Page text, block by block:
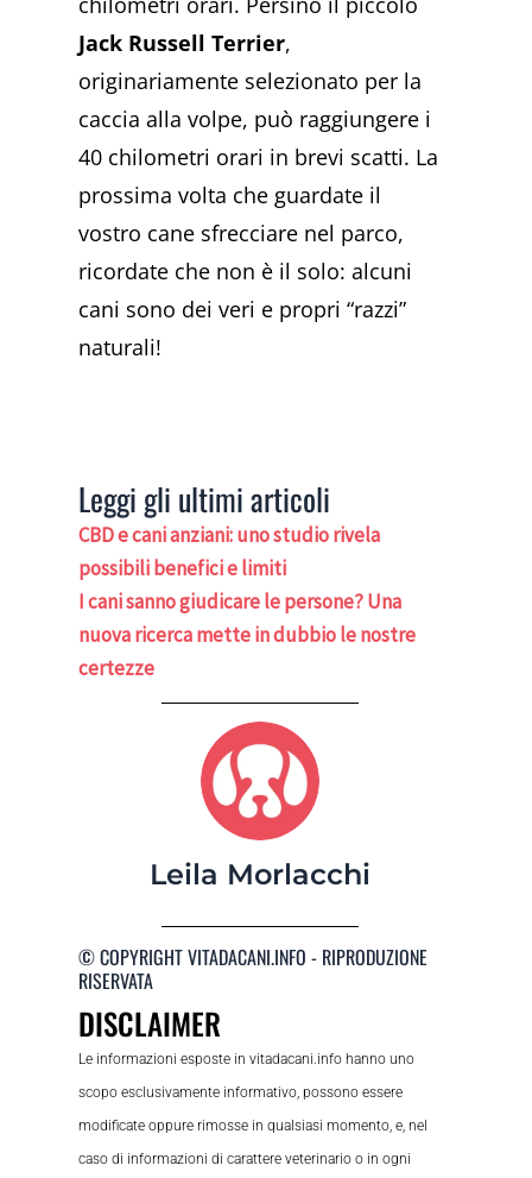
Jack Russell Terrier,
originariamente selezionato per la
caccia alla volpe, può raggiungere i
40 chilometri orari in brevi scatti. La
prossima volta che guardate il
vostro cane sfrecciare nel parco,
ricordate che non è il solo: alcuni
cani sono dei veri e propri “razzi”
naturali!
Leggi gli ultimi articoli
CBD e cani anziani: uno studio rivela
possibili benefici e limiti
I cani sanno giudicare le persone? Una
nuova ricerca mette in dubbio le nostre
certezze
Leila Morlacchi
© COPYRIGHT VITADACANI.INFO - RIPRODUZIONE
RISERVATA
DISCLAIMER
Le informazioni esposte in vitadacani.info hanno uno
scopo esclusivamente informativo, possono essere
modificate oppure rimosse in qualsiasi momento, e, nel
caso di informazioni di carattere veterinario o in ogni